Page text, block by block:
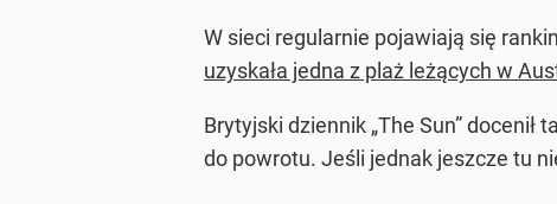
W sieci regularnie pojawiają się
uzyskała jedna z plaż leżących w
Brytyjski dziennik „The Sun”
do powrotu. Jeśli jednak jeszcze tu